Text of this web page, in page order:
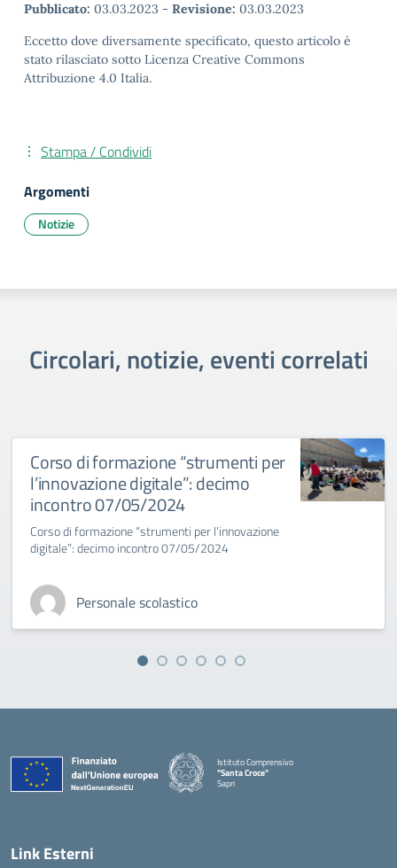
Pubblicato: 03.03.2023 - Revisione: 03.03.2023
Eccetto dove diversamente specificato, questo articolo è
stato rilasciato sotto Licenza Creative Commons
Attribuzione 4.0 Italia.
Stampa / Condividi
Argomenti
Notizie
Circolari, notizie, eventi correlati
Corso di formazione “strumenti per
l’innovazione digitale”: decimo
incontro 07/05/2024
Corso di formazione “strumenti per l’innovazione
digitale”: decimo incontro 07/05/2024
Personale scolastico
Istituto Comprensivo
"Santa Croce"
Sapri
— Visita la pagina iniziale della scuola
Link Esterni